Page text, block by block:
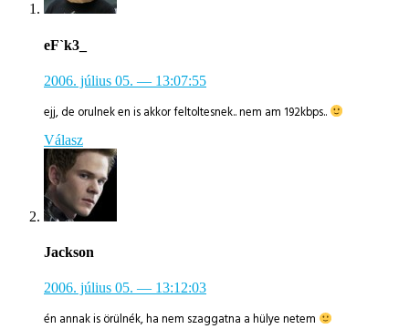
eF`k3_
2006. július 05. — 13:07:55
ejj, de orulnek en is akkor feltoltesnek.. nem am 192kbps..
Válasz
Jackson
2006. július 05. — 13:12:03
én annak is örülnék, ha nem szaggatna a hülye netem